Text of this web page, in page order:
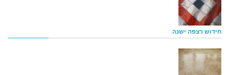
חידוש רצפה ישנה